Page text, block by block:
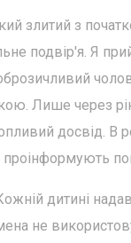
злитий з
подвір'я. Я
Лише через
досвід. В
дитині
не